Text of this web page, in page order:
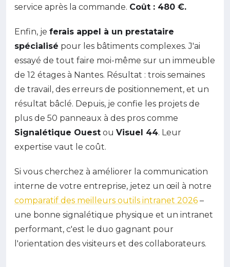
service après la commande. Coût : 480 €.
Enfin, je ferais appel à un prestataire
spécialisé pour les bâtiments complexes. J'ai
essayé de tout faire moi-même sur un immeuble
de 12 étages à Nantes. Résultat : trois semaines
de travail, des erreurs de positionnement, et un
résultat bâclé. Depuis, je confie les projets de
plus de 50 panneaux à des pros comme
Signalétique Ouest ou Visuel 44. Leur
expertise vaut le coût.
Si vous cherchez à améliorer la communication
interne de votre entreprise, jetez un œil à notre
comparatif des meilleurs outils intranet 2026 –
une bonne signalétique physique et un intranet
performant, c'est le duo gagnant pour
l'orientation des visiteurs et des collaborateurs.